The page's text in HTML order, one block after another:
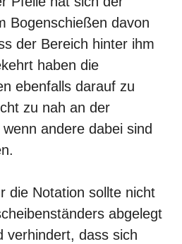
Bogenschießen davon
der Bereich hinter ihm
haben die
ebenfalls darauf zu
zu nah an der
andere dabei sind
.
die Notation sollte nicht
abgelegt
verhindert, dass sich